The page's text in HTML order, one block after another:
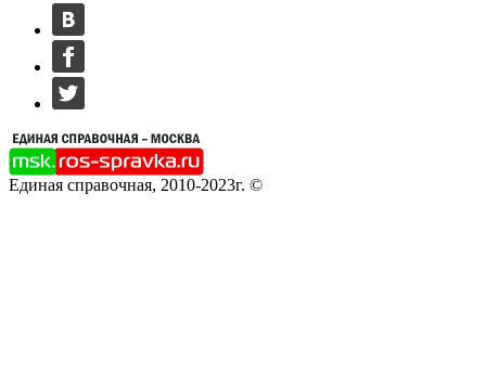
Единая справочная, 2010-2023г. ©